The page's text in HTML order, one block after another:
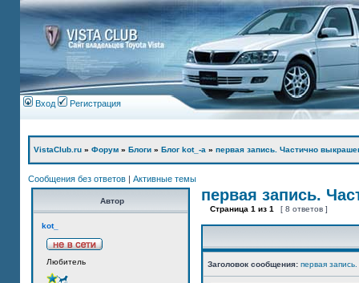
Вход Регистрация
VistaClub.ru » Форум » Блоги » Блог kot_-а » первая запись. Частично
Сообщения без ответов | Активные темы
Автор
kot_
Любитель
первая запись.
Страница 1 из 1 [ 8 ответов ]
Заголовок сообщения: первая